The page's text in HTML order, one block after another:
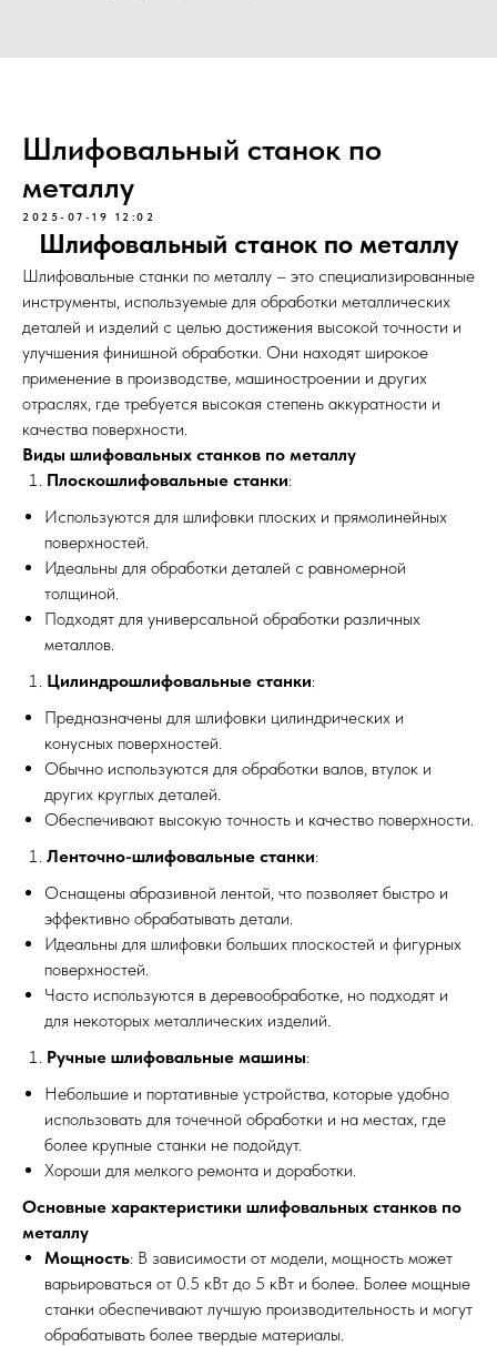
Шлифовальный станок по
металлу
2025-07-19 12:02
Шлифовальный станок по металлу
Шлифовальные станки по металлу – это специализированные
инструменты, используемые для обработки металлических
деталей и изделий с целью достижения высокой точности и
улучшения финишной обработки. Они находят широкое
применение в производстве, машиностроении и других
отраслях, где требуется высокая степень аккуратности и
качества поверхности.
Виды шлифовальных станков по металлу
Плоскошлифовальные станки:
Используются для шлифовки плоских и прямолинейных
поверхностей.
Идеальны для обработки деталей с равномерной
толщиной.
Подходят для универсальной обработки различных
металлов.
Цилиндрошлифовальные станки:
Предназначены для шлифовки цилиндрических и
конусных поверхностей.
Обычно используются для обработки валов, втулок и
других круглых деталей.
Обеспечивают высокую точность и качество поверхности.
Ленточно-шлифовальные станки:
Оснащены абразивной лентой, что позволяет быстро и
эффективно обрабатывать детали.
Идеальны для шлифовки больших плоскостей и фигурных
поверхностей.
Часто используются в деревообработке, но подходят и
для некоторых металлических изделий.
Ручные шлифовальные машины:
Небольшие и портативные устройства, которые удобно
использовать для точечной обработки и на местах, где
более крупные станки не подойдут.
Хороши для мелкого ремонта и доработки.
Основные характеристики шлифовальных станков по
металлу
Мощность: В зависимости от модели, мощность может
варьироваться от 0.5 кВт до 5 кВт и более. Более мощные
станки обеспечивают лучшую производительность и могут
обрабатывать более твердые материалы.